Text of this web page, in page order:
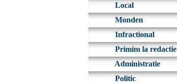
Local
Monden
Infractional
Primim la redactie
Administratie
Politic